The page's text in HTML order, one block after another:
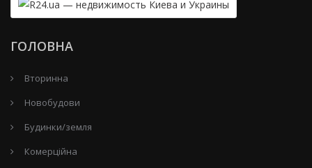
ГОЛОВНА
Вторинна
Новобудови
Будинки/земля
Комерційна